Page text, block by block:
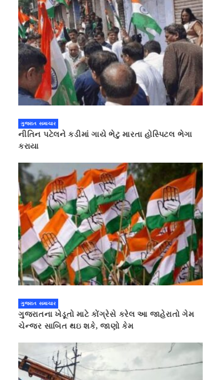
ગુજરાત સમાચાર
નીતિન પટેલને કડીમાં ગાયે ભેટુ મારતા હોસ્પિટલ ભેગા
કરાયા
ગુજરાત સમાચાર
ગુજરાતના ખેડૂતો માટે કોંગ્રેસે કરેલ આ જાહેરાતો ગેમ
ચેન્જર સાબિત થઇ શકે, જાણો કેમ